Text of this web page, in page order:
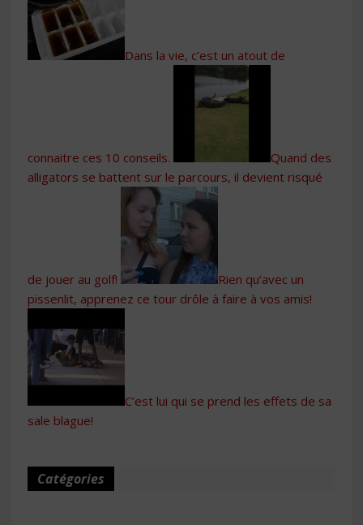
Dans la vie, c’est un atout de
connaitre ces 10 conseils.
Quand des
alligators se battent sur le parcours, il devient risqué
de jouer au golf!
Rien qu’avec un
pissenlit, apprenez ce tour drôle à faire à vos amis!
C’est lui qui se prend les effets de sa
sale blague!
Catégories